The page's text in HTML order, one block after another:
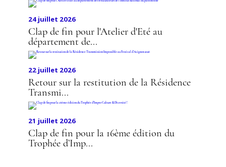
24 juillet 2026
Clap de fin pour l'Atelier d'Eté au
département de...
22 juillet 2026
Retour sur la restitution de la Résidence
Transmi...
21 juillet 2026
Clap de fin pour la 16ème édition du
Trophée d’Imp...